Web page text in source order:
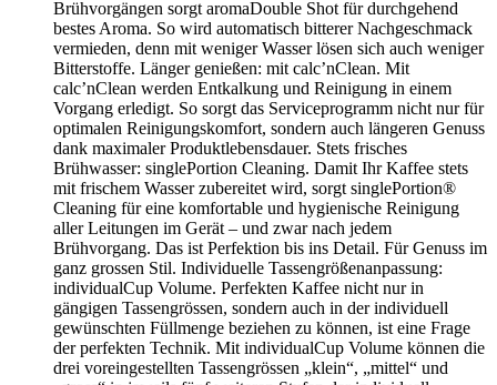
Brühvorgängen sorgt aromaDouble Shot für durchgehend
bestes Aroma. So wird automatisch bitterer Nachgeschmack
vermieden, denn mit weniger Wasser lösen sich auch weniger
Bitterstoffe. Länger genießen: mit calc’nClean. Mit
calc’nClean werden Entkalkung und Reinigung in einem
Vorgang erledigt. So sorgt das Serviceprogramm nicht nur für
optimalen Reinigungskomfort, sondern auch längeren Genuss
dank maximaler Produktlebensdauer. Stets frisches
Brühwasser: singlePortion Cleaning. Damit Ihr Kaffee stets
mit frischem Wasser zubereitet wird, sorgt singlePortion®
Cleaning für eine komfortable und hygienische Reinigung
aller Leitungen im Gerät – und zwar nach jedem
Brühvorgang. Das ist Perfektion bis ins Detail. Für Genuss im
ganz grossen Stil. Individuelle Tassengrößenanpassung:
individualCup Volume. Perfekten Kaffee nicht nur in
gängigen Tassengrössen, sondern auch in der individuell
gewünschten Füllmenge beziehen zu können, ist eine Frage
der perfekten Technik. Mit individualCup Volume können die
drei voreingestellten Tassengrössen „klein“, „mittel“ und